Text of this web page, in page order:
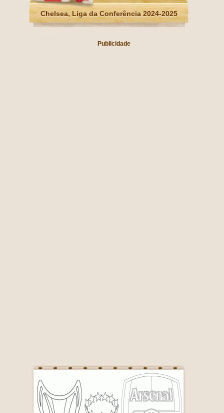
Chelsea, Liga da Conferência 2024-2025
Publicidade